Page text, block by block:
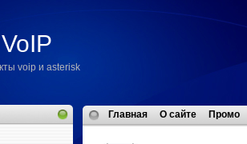
voip и asterisk
Главная О сайте Промо